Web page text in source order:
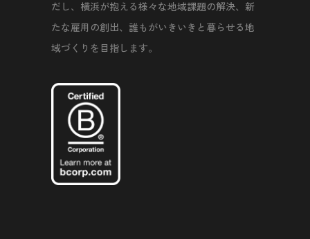
だし、横浜が抱える様々な地域課題の解決、新
たな雇用の創出、誰もがいきいきと暮らせる地
域づくりを目指します。